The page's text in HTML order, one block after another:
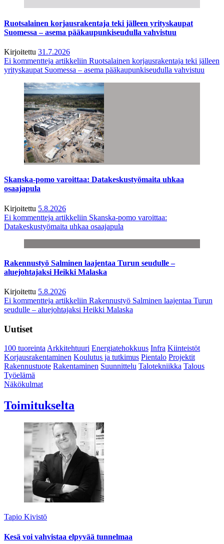
Ruotsalainen korjausrakentaja teki jälleen yrityskaupat
Suomessa – asema pääkaupunkiseudulla vahvistuu
Kirjoitettu 31.7.2026
Ei kommentteja artikkeliin Ruotsalainen korjausrakentaja teki jälleen
yrityskaupat Suomessa – asema pääkaupunkiseudulla vahvistuu
Skanska-pomo varoittaa: Datakeskustyömaita uhkaa
osaajapula
Kirjoitettu 5.8.2026
Ei kommentteja artikkeliin Skanska-pomo varoittaa:
Datakeskustyömaita uhkaa osaajapula
Rakennustyö Salminen laajentaa Turun seudulle –
aluejohtajaksi Heikki Malaska
Kirjoitettu 5.8.2026
Ei kommentteja artikkeliin Rakennustyö Salminen laajentaa Turun
seudulle – aluejohtajaksi Heikki Malaska
Uutiset
100 tuoreintaArkkitehtuuri Energiatehokkuus Infra Kiinteistöt
Korjausrakentaminen Koulutus ja tutkimus Pientalo Projektit
Rakennustuote Rakentaminen Suunnittelu Talotekniikka Talous
Työelämä
Näkökulmat
Toimitukselta
Tapio Kivistö
Kesä voi vahvistaa elpyvää tunnelmaa